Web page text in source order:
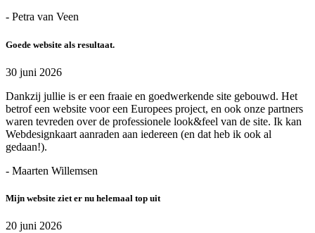
- Petra van Veen
Goede website als resultaat.
30 juni 2026
Dankzij jullie is er een fraaie en goedwerkende site gebouwd. Het
betrof een website voor een Europees project, en ook onze partners
waren tevreden over de professionele look&feel van de site. Ik kan
Webdesignkaart aanraden aan iedereen (en dat heb ik ook al
gedaan!).
- Maarten Willemsen
Mijn website ziet er nu helemaal top uit
20 juni 2026